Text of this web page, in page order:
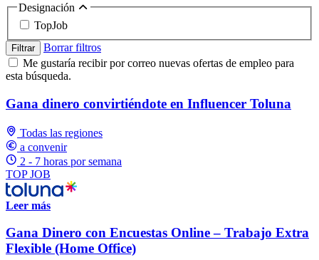
Designación
TopJob
Filtrar
Borrar filtros
Me gustaría recibir por correo nuevas ofertas de empleo para
esta búsqueda.
Gana dinero convirtiéndote en Influencer Toluna
Todas las regiones
a convenir
2 - 7 horas por semana
TOP JOB
Leer más
Gana Dinero con Encuestas Online – Trabajo Extra
Flexible (Home Office)